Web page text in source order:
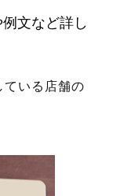
文など詳し
ている店舗の